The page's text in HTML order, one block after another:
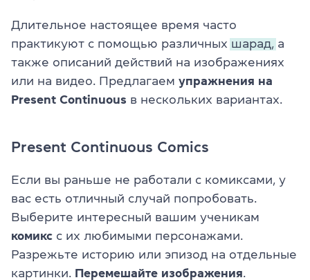
Длительное настоящее время часто
практикуют с помощью различных шарад,
а
также описаний действий на изображениях
или на видео. Предлагаем упражнения на
Present Continuous в нескольких вариантах.
Present Continuous Comics
Если вы раньше не работали с комиксами, у
вас есть отличный случай попробовать.
Выберите интересный вашим ученикам
комикс с их любимыми персонажами.
Разрежьте историю или эпизод на отдельные
картинки.
Перемешайте изображения